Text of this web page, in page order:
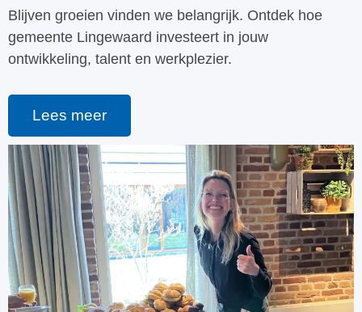
Blijven groeien vinden we belangrijk. Ontdek hoe
gemeente Lingewaard investeert in jouw
ontwikkeling, talent en werkplezier.
Lees meer